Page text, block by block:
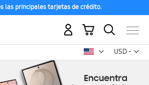
las principales tarjetas de crédito.
USD -
dólar
Mi carrito